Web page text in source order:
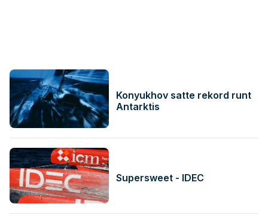
Konyukhov satte rekord runt
Antarktis
Supersweet - IDEC